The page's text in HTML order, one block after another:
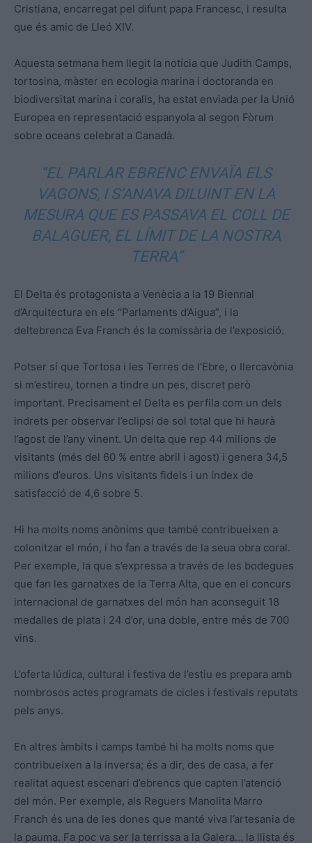
Cristiana, encarregat pel difunt papa Francesc, i resulta
que és amic de Lleó XIV.
Aquesta setmana hem llegit la notícia que Judith Camps,
tortosina, màster en ecologia marina i doctoranda en
biodiversitat marina i coralls, ha estat enviada per la Unió
Europea en representació espanyola al segon Fòrum
sobre oceans celebrat a Canadà.
“EL PARLAR EBRENC ENVAÏA ELS
VAGONS, I S’ANAVA DILUINT EN LA
MESURA QUE ES PASSAVA EL COLL DE
BALAGUER, EL LÍMIT DE LA NOSTRA
TERRA”
El Delta és protagonista a Venècia a la 19 Biennal
d’Arquitectura en els “Parlaments d’Aigua”, i la
deltebrenca Eva Franch és la comissària de l’exposició.
Potser sí que Tortosa i les Terres de l’Ebre, o Ilercavònia
si m’estireu, tornen a tindre un pes, discret però
important. Precisament el Delta es perfila com un dels
indrets per observar l’eclipsi de sol total que hi haurà
l’agost de l’any vinent. Un delta que rep 44 milions de
visitants (més del 60 % entre abril i agost) i genera 34,5
milions d’euros. Uns visitants fidels i un índex de
satisfacció de 4,6 sobre 5.
Hi ha molts noms anònims que també contribueixen a
colonitzar el món, i ho fan a través de la seua obra coral.
Per exemple, la que s’expressa a través de les bodegues
que fan les garnatxes de la Terra Alta, que en el concurs
internacional de garnatxes del món han aconseguit 18
medalles de plata i 24 d’or, una doble, entre més de 700
vins.
L’oferta lúdica, cultural i festiva de l’estiu es prepara amb
nombrosos actes programats de cicles i festivals reputats
pels anys.
En altres àmbits i camps també hi ha molts noms que
contribueixen a la inversa; és a dir, des de casa, a fer
realitat aquest escenari d’ebrencs que capten l’atenció
del món. Per exemple, als Reguers Manolita Marro
Franch és una de les dones que manté viva l’artesania de
la pauma. Fa poc va ser la terrissa a la Galera… la llista és